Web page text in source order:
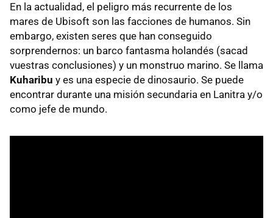
En la actualidad, el peligro más recurrente de los
mares de Ubisoft son las facciones de humanos. Sin
embargo, existen seres que han conseguido
sorprendernos: un barco fantasma holandés (sacad
vuestras conclusiones) y un monstruo marino. Se llama
Kuharibu y es una especie de dinosaurio. Se puede
encontrar durante una misión secundaria en Lanitra y/o
como jefe de mundo.